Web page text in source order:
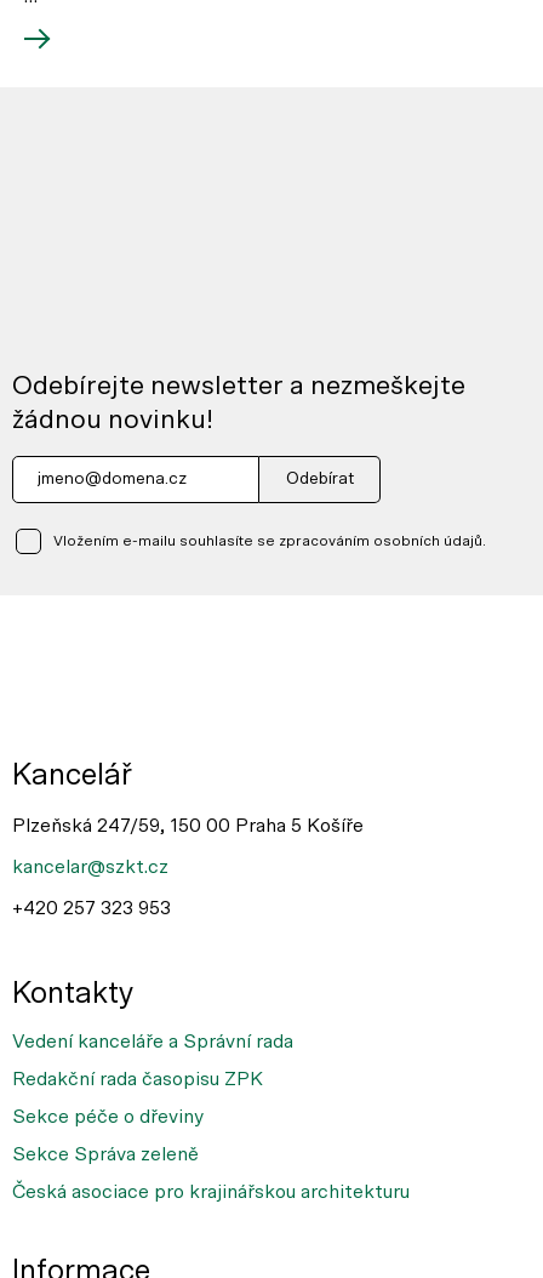
Odebírejte newsletter a nezmeškejte
žádnou novinku!
Odebírat
Vložením e-mailu souhlasíte se zpracováním osobních údajů.
Kancelář
Plzeňská 247/59, 150 00 Praha 5 Košíře
kancelar@szkt.cz
+420 257 323 953
Informace
Kontakty
Vedení kanceláře a Správní rada
Redakční rada časopisu ZPK
Sekce péče o dřeviny
Sekce Správa zeleně
Česká asociace pro krajinářskou architekturu